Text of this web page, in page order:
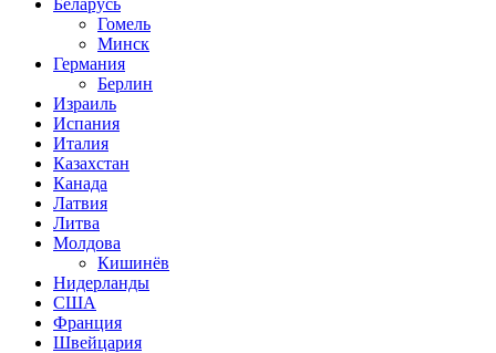
Беларусь
Гомель
Минск
Германия
Берлин
Израиль
Испания
Италия
Казахстан
Канада
Латвия
Литва
Молдова
Кишинёв
Нидерланды
США
Франция
Швейцария